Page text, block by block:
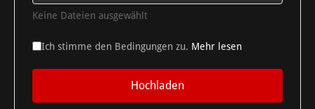
Keine Dateien ausgewählt
Ich stimme den Bedingungen zu. Mehr lesen
Hochladen